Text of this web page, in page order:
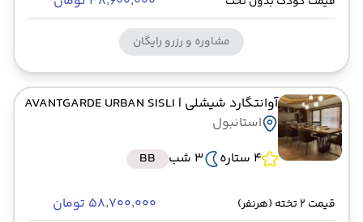
مشاوره و رزرو رایگان
آوانتگارد شیشلی | AVANTGARDE URBAN SISLI
استانبول
4 ستاره
3 شب BB
قیمت 2 تخته (هرنفر) ۵۸٬۷۰۰٬۰۰۰ تومان